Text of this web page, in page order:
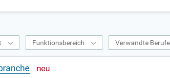
Funktionsbereich Verwandte Berufe